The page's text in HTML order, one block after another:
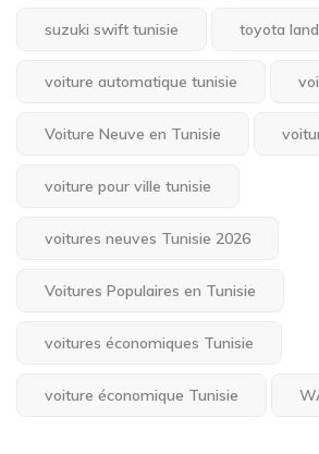
suzuki swift tunisie toyota
voiture automatique tunisie
Voiture Neuve en Tunisie
voiture pour ville tunisie
voitures neuves Tunisie 2026
Voitures Populaires en Tunisie
voitures économiques Tunisie
voiture économique Tunisie